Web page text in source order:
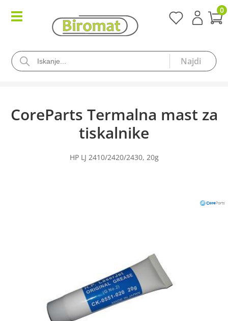
0
CoreParts Termalna mast za
tiskalnike
HP LJ 2410/2420/2430, 20g